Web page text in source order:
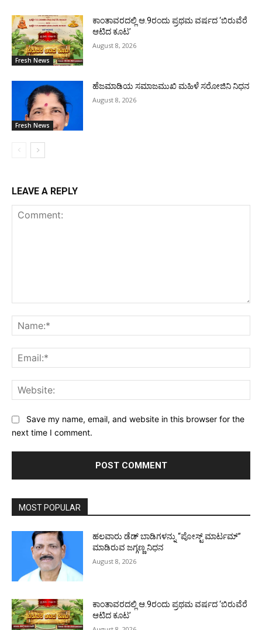
Fresh News
ಕಾಂತಾವರದಲ್ಲಿ ಆ.9ರಂದು ಪ್ರಥಮ ವರ್ಷದ ‘ಬಿರುವೆರೆ
ಆಟಿದ ಕೂಟ’
August 8, 2026
Fresh News
ಹೆಜಮಾಡಿಯ ಸಮಾಜಮುಖಿ ಮಹಿಳೆ ಸರೋಜಿನಿ ನಿಧನ
August 8, 2026
LEAVE A REPLY
Save my name, email, and website in this browser for the
next time I comment.
MOST POPULAR
ಹಲವಾರು ಡೆಡ್ ಬಾಡಿಗಳನ್ನು “ಪೋಸ್ಟ್ ಮಾರ್ಟಮ್”
ಮಾಡಿರುವ ಜಗ್ಗಣ್ಣ ನಿಧನ
August 8, 2026
ಕಾಂತಾವರದಲ್ಲಿ ಆ.9ರಂದು ಪ್ರಥಮ ವರ್ಷದ ‘ಬಿರುವೆರೆ
ಆಟಿದ ಕೂಟ’